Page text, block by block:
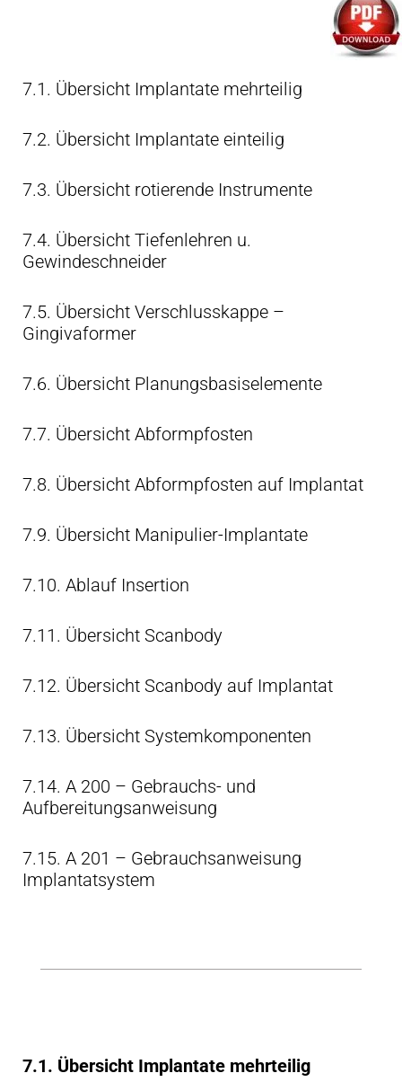
7.1. Übersicht Implantate mehrteilig
7.2. Übersicht Implantate einteilig
7.3. Übersicht rotierende Instrumente
7.4. Übersicht Tiefenlehren u.
Gewindeschneider
7.5. Übersicht Verschlusskappe –
Gingivaformer
7.6. Übersicht Planungsbasiselemente
7.7. Übersicht Abformpfosten
7.8. Übersicht Abformpfosten auf Implantat
7.9. Übersicht Manipulier-Implantate
7.10. Ablauf Insertion
7.11. Übersicht Scanbody
7.12. Übersicht Scanbody auf Implantat
7.13. Übersicht Systemkomponenten
7.14. A 200 – Gebrauchs- und
Aufbereitungsanweisung
7.15. A 201 – Gebrauchsanweisung
Implantatsystem
7.1. Übersicht Implantate mehrteilig